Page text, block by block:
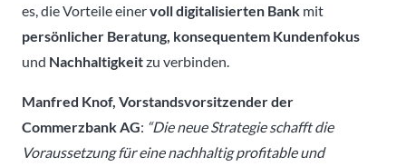
es, die Vorteile einervoll digitalisierten Bank mit
persönlicher Beratung, konsequentem Kundenfokus
und Nachhaltigkeitzu verbinden.
Manfred Knof, Vorstandsvorsitzender der
Commerzbank AG: “Die neue Strategie schafft die
Voraussetzung für eine nachhaltig profitable und